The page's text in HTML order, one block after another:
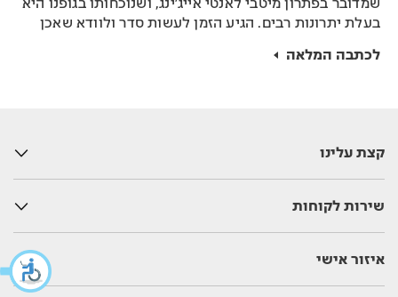
שמדובר בפתרון מיטבי לאנטי אייג׳ינג, ושנוכחותו בגופנו היא
בעלת יתרונות רבים. הגיע הזמן לעשות סדר ולוודא שאכן
איך לטפל.
לכתבה המלאה
קצת עלינו
שירות לקוחות
איזור אישי